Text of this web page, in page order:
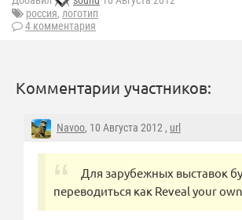
россия, логотип
4 комментария
Комментарии участников:
Navoo, 10 Августа 2012 , url
Для зарубежных выставок
переводиться как Reveal your